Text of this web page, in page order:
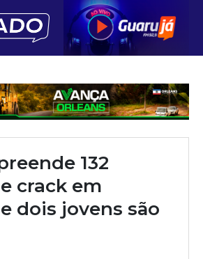
132
crack em
dois jovens são